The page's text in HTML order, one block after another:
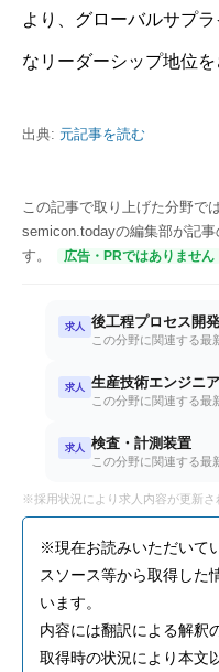
より、グローバルサプ
なリーダーシップ地位
出典: 元記事を読む
この記事で取り上げた分野では
semicon.todayの編集部が記
す。
広告・PRではありません
求人 後工程プロセス開発
この分野に関連する最
求人 生産技術エンジニア
この分野に関連する最
求人 検査・計測装置
この分野に関連する最
※採用状況により求人内容が更新さ
※現在お読みいただいて
スソース等から取得した
います。
内容には翻訳による解釈
取得時の状況により本文